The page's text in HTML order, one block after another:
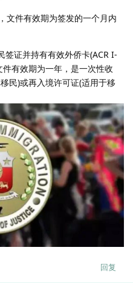
文件有效期为签发的一个月内
签证并持有有效外侨卡(ACR I-
有效期为一年，是一次性收
民)或再入境许可证(适用于移
回复